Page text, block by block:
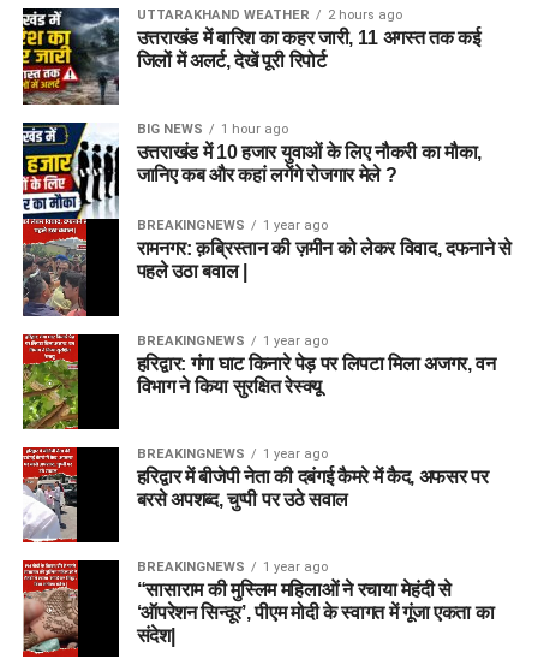
UTTARAKHAND WEATHER 2 hours ago
उत्तराखंड में बारिश का कहर जारी, 11 अगस्त तक कई
जिलों में अलर्ट, देखें पूरी रिपोर्ट
BIG NEWS 1 hour ago
उत्तराखंड में 10 हजार युवाओं के लिए नौकरी का मौका,
जानिए कब और कहां लगेंगे रोजगार मेले ?
BREAKINGNEWS 1 year ago
रामनगर: क़ब्रिस्तान की ज़मीन को लेकर विवाद, दफनाने से
पहले उठा बवाल |
BREAKINGNEWS 1 year ago
हरिद्वार: गंगा घाट किनारे पेड़ पर लिपटा मिला अजगर, वन
विभाग ने किया सुरक्षित रेस्क्यू
BREAKINGNEWS 1 year ago
हरिद्वार में बीजेपी नेता की दबंगई कैमरे में कैद, अफसर पर
बरसे अपशब्द, चुप्पी पर उठे सवाल
BREAKINGNEWS 1 year ago
“सासाराम की मुस्लिम महिलाओं ने रचाया मेहंदी से
‘ऑपरेशन सिन्दूर’, पीएम मोदी के स्वागत में गूंजा एकता का
संदेश|